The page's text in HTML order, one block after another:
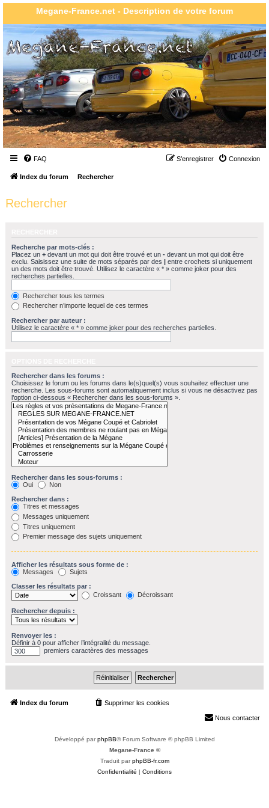
Megane-France.net - Description de votre forum
FAQ Connexion
S’enregistrer
Index du forum Rechercher
Rechercher
Recherche par mots-clés :
Placez un + devant un mot qui doit être trouvé et un - devant un mot qui doit être
exclu. Saisissez une suite de mots séparés par des | entre crochets si uniquement
un des mots doit être trouvé. Utilisez le caractère « * » comme joker pour des
recherches partielles.
Rechercher tous les termes
Rechercher n’importe lequel de ces termes
Rechercher par auteur :
Utilisez le caractère « * » comme joker pour des recherches partielles.
Rechercher dans les forums :
Choisissez le forum ou les forums dans le(s)quel(s) vous souhaitez effectuer une
recherche. Les sous-forums sont automatiquement inclus si vous ne désactivez pas
l’option ci-dessous « Rechercher dans les sous-forums ».
Rechercher dans les sous-forums :
Oui
Non
Rechercher dans :
Titres et messages
Messages uniquement
Titres uniquement
Premier message des sujets uniquement
Afficher les résultats sous forme de :
Messages
Sujets
Classer les résultats par :
Croissant
Décroissant
Rechercher depuis :
Renvoyer les :
Définir à 0 pour afficher l’intégralité du message.
premiers caractères des messages
Index du forum Supprimer les cookies
Nous contacter
Développé parphpBB® Forum Software © phpBB Limited
Megane-France ©
Traduit parphpBB-fr.com
Confidentialité
Conditions